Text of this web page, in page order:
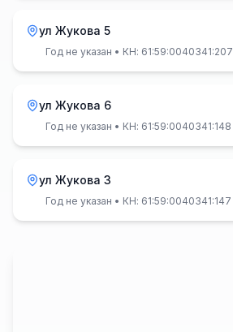
ул Жукова 5
Год не указан • КН: 61:59:0040341:207
ул Жукова 6
Год не указан • КН: 61:59:0040341:148
ул Жукова 3
Год не указан • КН: 61:59:0040341:147